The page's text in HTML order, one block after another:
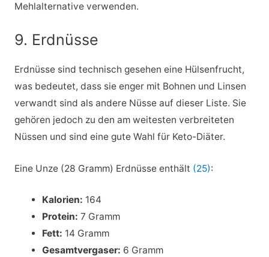
Mehlalternative verwenden.
9. Erdnüsse
Erdnüsse sind technisch gesehen eine Hülsenfrucht,
was bedeutet, dass sie enger mit Bohnen und Linsen
verwandt sind als andere Nüsse auf dieser Liste. Sie
gehören jedoch zu den am weitesten verbreiteten
Nüssen und sind eine gute Wahl für Keto-Diäter.
Eine Unze (28 Gramm) Erdnüsse enthält (25):
Kalorien: 164
Protein:7 Gramm
Fett: 14 Gramm
Gesamtvergaser: 6 Gramm